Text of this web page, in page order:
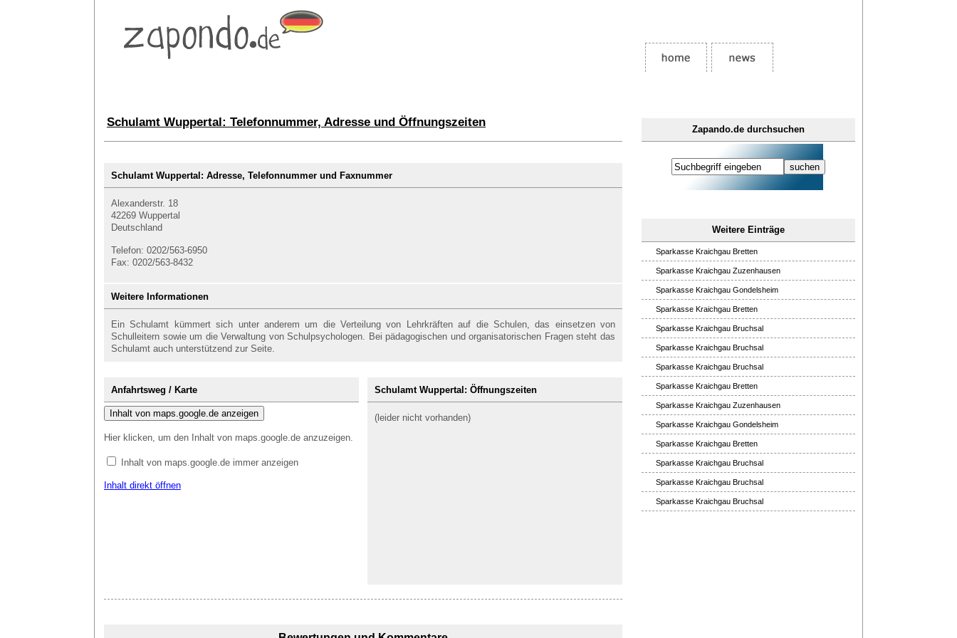
Zapando.de durchsuchen
Weitere Einträge
Sparkasse Kraichgau Bretten
Sparkasse Kraichgau Zuzenhausen
Sparkasse Kraichgau Gondelsheim
Sparkasse Kraichgau Bretten
Sparkasse Kraichgau Bruchsal
Sparkasse Kraichgau Bruchsal
Sparkasse Kraichgau Bruchsal
Sparkasse Kraichgau Bretten
Sparkasse Kraichgau Zuzenhausen
Sparkasse Kraichgau Gondelsheim
Sparkasse Kraichgau Bretten
Sparkasse Kraichgau Bruchsal
Sparkasse Kraichgau Bruchsal
Sparkasse Kraichgau Bruchsal
Schulamt Wuppertal: Telefonnummer, Adresse und Öffnungszeiten
Schulamt Wuppertal: Adresse, Telefonnummer und Faxnummer
Alexanderstr. 18
42269 Wuppertal
Deutschland
Telefon: 0202/563-6950
Fax: 0202/563-8432
Weitere Informationen
Ein Schulamt kümmert sich unter anderem um die Verteilung von Lehrkräften auf die Schulen, das einsetzen von
Schulleitern sowie um die Verwaltung von Schulpsychologen. Bei pädagogischen und organisatorischen Fragen steht das
Schulamt auch unterstützend zur Seite.
Anfahrtsweg / Karte
Inhalt von maps.google.de anzeigen
Hier klicken, um den Inhalt von maps.google.de anzuzeigen.
Inhalt von maps.google.de immer anzeigen
Inhalt direkt öffnen
Schulamt Wuppertal: Öffnungszeiten
(leider nicht vorhanden)